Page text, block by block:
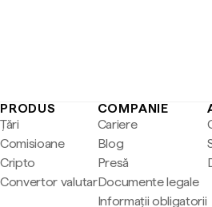
PRODUS
Țări
Comisioane
Cripto
Convertor valutar
COMPANIE
Cariere
Blog
Presă
Documente legale
Informații obligatorii